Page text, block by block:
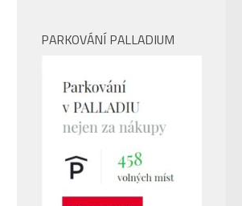
PARKOVÁNÍ PALLADIUM